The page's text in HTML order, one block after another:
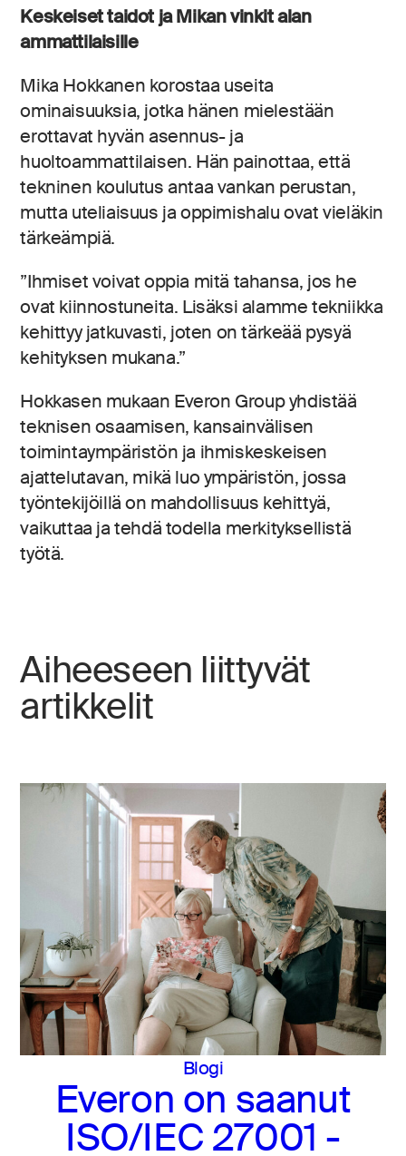
Keskeiset taidot ja Mikan vinkit alan
ammattilaisille
Mika Hokkanen korostaa useita
ominaisuuksia, jotka hänen mielestään
erottavat hyvän asennus- ja
huoltoammattilaisen. Hän painottaa, että
tekninen koulutus antaa vankan perustan,
mutta uteliaisuus ja oppimishalu ovat vieläkin
tärkeämpiä.
”Ihmiset voivat oppia mitä tahansa, jos he
ovat kiinnostuneita. Lisäksi alamme tekniikka
kehittyy jatkuvasti, joten on tärkeää pysyä
kehityksen mukana.”
Hokkasen mukaan Everon Group yhdistää
teknisen osaamisen, kansainvälisen
toimintaympäristön ja ihmiskeskeisen
ajattelutavan, mikä luo ympäristön, jossa
työntekijöillä on mahdollisuus kehittyä,
vaikuttaa ja tehdä todella merkityksellistä
työtä.
Aiheeseen liittyvät
artikkelit
Blogi
Everon on saanut
ISO/IEC 27001 -